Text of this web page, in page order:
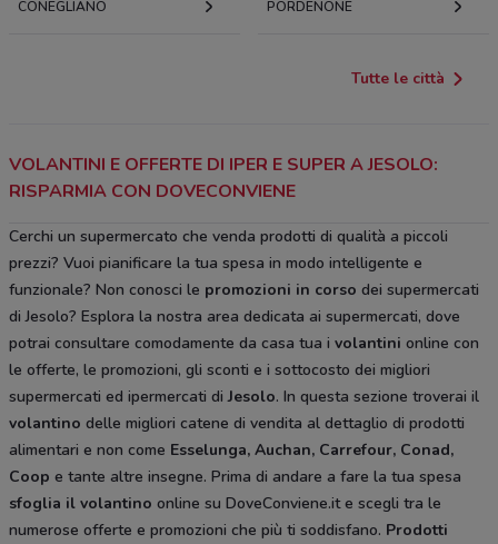
CONEGLIANO PORDENONE
Tutte le città
VOLANTINI E OFFERTE DI IPER E SUPER A JESOLO:
RISPARMIA CON DOVECONVIENE
Cerchi un supermercato che venda prodotti di qualità a piccoli
prezzi? Vuoi pianificare la tua spesa in modo intelligente e
funzionale? Non conosci le promozioni in corso dei supermercati
di Jesolo? Esplora la nostra area dedicata ai supermercati, dove
potrai consultare comodamente da casa tua i volantini online con
le offerte, le promozioni, gli sconti e i sottocosto dei migliori
supermercati ed ipermercati diJesolo. In questa sezione troverai il
volantino delle migliori catene di vendita al dettaglio di prodotti
alimentari e non come Esselunga, Auchan, Carrefour, Conad,
Coop e tante altre insegne. Prima di andare a fare la tua spesa
sfoglia il volantino online su DoveConviene.it e scegli tra le
numerose offerte e promozioni che più ti soddisfano. Prodotti